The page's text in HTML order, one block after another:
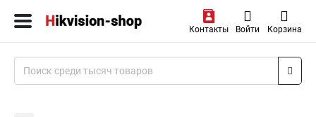
Контакты Войти Корзина